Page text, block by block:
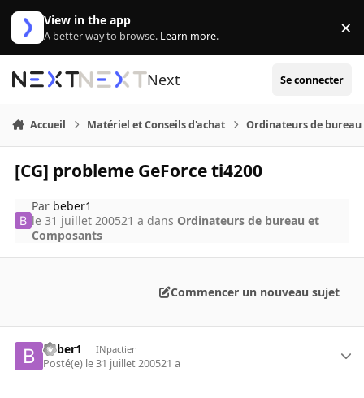
Aller au contenu
View in the app
A better way to browse. Learn more. ×
Next Se connecter
Accueil Matériel et Conseils d'achat Ordinateurs de bureau
[CG] probleme GeForce ti4200
Par beber1
le 31 juillet 200521 a dans Ordinateurs de bureau et
Composants
Commencer un nouveau sujet
beber1 INpactien
Posté(e) le 31 juillet 200521 a